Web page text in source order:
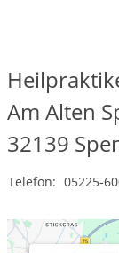
Am Alten
32139
Telefon: 05225-